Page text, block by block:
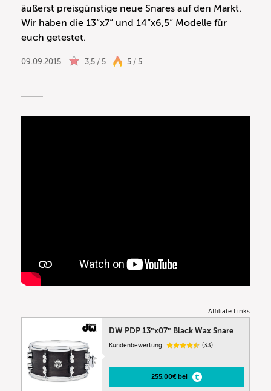
äußerst preisgünstige neue Snares auf den Markt.
Wir haben die 13“x7“ und 14“x6,5“ Modelle für
euch getestet.
09.09.2015 3,5 / 5 5 / 5
Affiliate Links
DW PDP 13″x07″ Black Wax Snare
Kundenbewertung: (33)
255,00€ bei